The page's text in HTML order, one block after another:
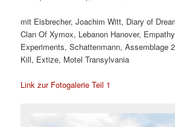
mit Eisbrecher, Joachim Witt, Diary of
Clan Of Xymox, Lebanon Hanover,
Experiments, Schattenmann, Assemblage
Kill, Extize, Motel Transylvania
Link zur Fotogalerie Teil 1